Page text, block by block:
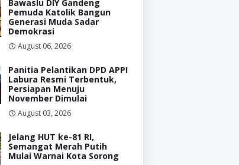
Bawaslu DIY Gandeng
Pemuda Katolik Bangun
Generasi Muda Sadar
Demokrasi
August 06, 2026
Panitia Pelantikan DPD APPI
Labura Resmi Terbentuk,
Persiapan Menuju
November Dimulai
August 03, 2026
Jelang HUT ke-81 RI,
Semangat Merah Putih
Mulai Warnai Kota Sorong